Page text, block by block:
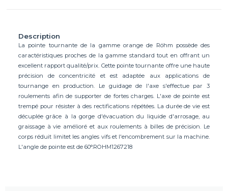
Description
La pointe tournante de la gamme orange de Röhm possède des
caractéristiques proches de la gamme standard tout en offrant un
excellent rapport qualité/prix. Cette pointe tournante offre une haute
précision de concentricité et est adaptée aux applications de
tournange en production. Le guidage de l'axe s'effectue par 3
roulements afin de supporter de fortes charges. L'axe de pointe est
trempé pour résister à des rectifications répétées. La durée de vie est
décuplée grâce à la gorge d'évacuation du liquide d'arrosage, au
graissage à vie amélioré et aux roulements à billes de précision. Le
corps réduit limitet les angles vifs et l'encombrement sur la machine.
L'angle de pointe est de 60°.ROHM1267218